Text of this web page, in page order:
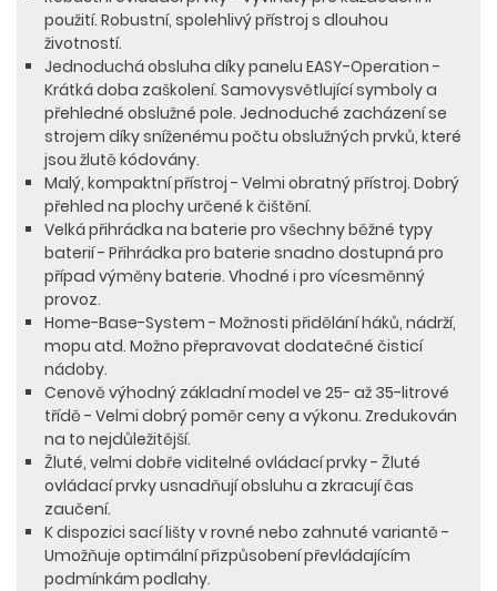
použití. Robustní, spolehlivý přístroj s dlouhou
životností.
Jednoduchá obsluha díky panelu EASY-Operation -
Krátká doba zaškolení. Samovysvětlující symboly a
přehledné obslužné pole. Jednoduché zacházení se
strojem díky sníženému počtu obslužných prvků, které
jsou žlutě kódovány.
Malý, kompaktní přístroj - Velmi obratný přístroj. Dobrý
přehled na plochy určené k čištění.
Velká přihrádka na baterie pro všechny běžné typy
baterií - Přihrádka pro baterie snadno dostupná pro
případ výměny baterie. Vhodné i pro vícesměnný
provoz.
Home-Base-System - Možnosti přidělání háků, nádrží,
mopu atd. Možno přepravovat dodatečné čisticí
nádoby.
Cenově výhodný základní model ve 25- až 35-litrové
třídě - Velmi dobrý poměr ceny a výkonu. Zredukován
na to nejdůležitější.
Žluté, velmi dobře viditelné ovládací prvky - Žluté
ovládací prvky usnadňují obsluhu a zkracují čas
zaučení.
K dispozici sací lišty v rovné nebo zahnuté variantě -
Umožňuje optimální přizpůsobení převládajícím
podmínkám podlahy.